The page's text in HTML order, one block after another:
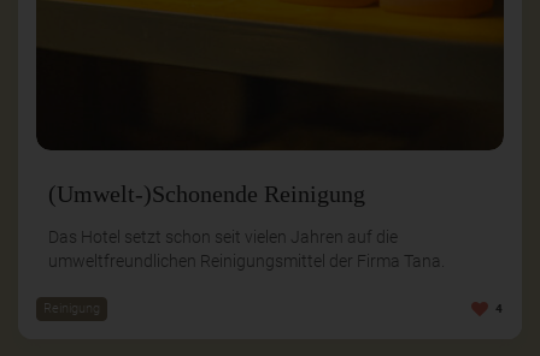
(Umwelt-)Schonende Reinigung
Das Hotel setzt schon seit vielen Jahren auf die
umweltfreundlichen Reinigungsmittel der Firma Tana.
Reinigung 4